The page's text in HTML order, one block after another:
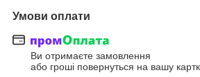
Умови оплати
Ви отримаєте замовлення
або гроші повернуться на вашу